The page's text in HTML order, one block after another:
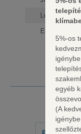
Légszállítás
Extra szűrő
5%-os
egyéb
(A